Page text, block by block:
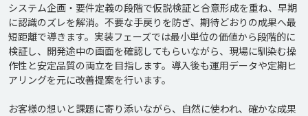
システム企画・要件定義の段階で仮説検証と合意形成を重ね、早期
に認識のズレを解消。不要な手戻りを防ぎ、期待どおりの成果へ最
短距離で導きます。実装フェーズでは最小単位の価値から段階的に
検証し、開発途中の画面を確認してもらいながら、現場に馴染む操
作性と安定品質の両立を目指します。導入後も運用データや定期ヒ
アリングを元に改善提案を行います。
お客様の想いと課題に寄り添いながら、自然に使われ、確かな成果